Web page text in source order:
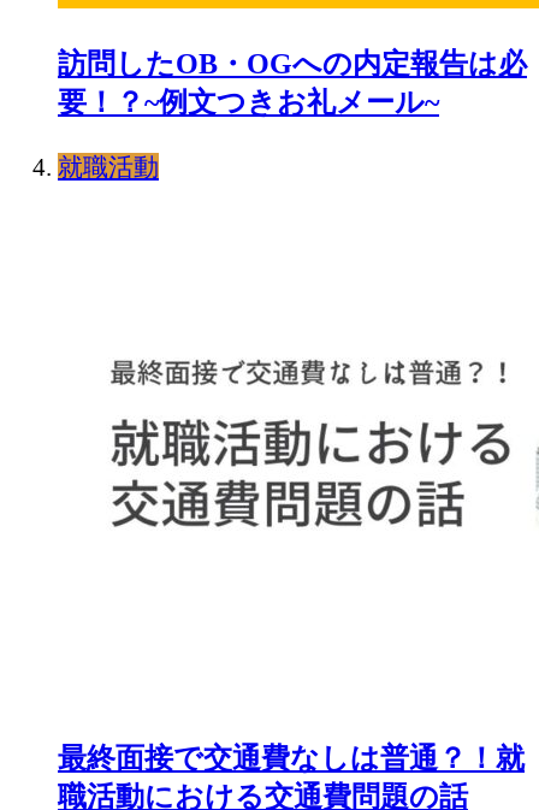
訪問したOB・OGへの内定報告は必
要！？~例文つきお礼メール~
就職活動
最終面接で交通費なしは普通？！就
職活動における交通費問題の話